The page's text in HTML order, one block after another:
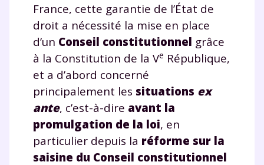
France, cette garantie de l’État de
droit a nécessité la mise en place
d’un Conseil constitutionnel grâce
à la Constitution de la Ve République,
et a d’abord concerné
principalement les situations ex
ante, c’est-à-dire avant la
promulgation de la loi, en
particulier depuis la réforme sur la
saisine du Conseil constitutionnel